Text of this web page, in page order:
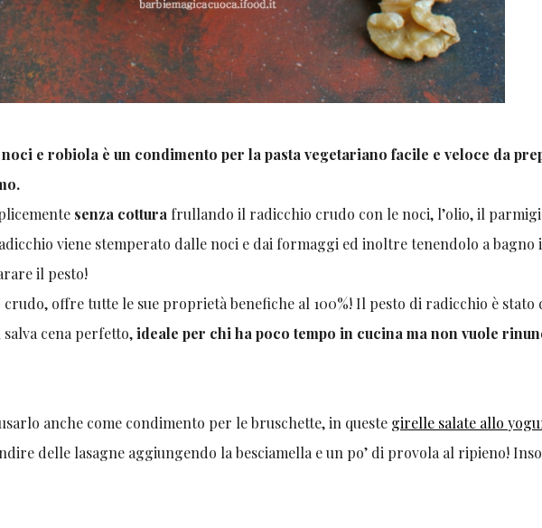
e robiola è un condimento per la pasta vegetariano facile e veloce da
senza cottura frullando il radicchio crudo con le noci, l’olio, il
viene stemperato dalle noci e dai formaggi ed inoltre tenendolo a bagno
il pesto!
offre tutte le sue proprietà benefiche al 100%! Il pesto di radicchio è stato
salva cena perfetto,ideale per chi ha poco tempo in cucina ma non vuole
anche come condimento per le bruschette, in queste girelle salate allo
delle lasagne aggiungendo la besciamella e un po’ di provola al ripieno!